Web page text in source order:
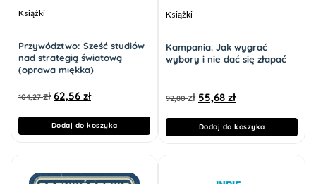
Książki
Przywództwo: Sześć studiów
nad strategią światową
(oprawa miękka)
104,27zł 62,56 zł
Dodaj do koszyka
Książki
Kampania. Jak wygrać
wybory i nie dać się złapać
92,80zł 55,68 zł
Dodaj do koszyka